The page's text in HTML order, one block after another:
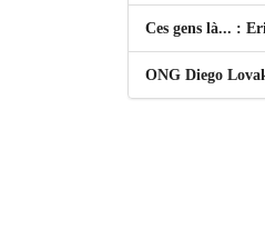
Ces gens là... :
ONG Diego